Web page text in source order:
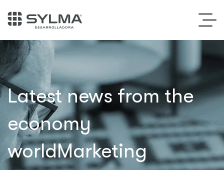
Latest news from the
economy
worldMarketing